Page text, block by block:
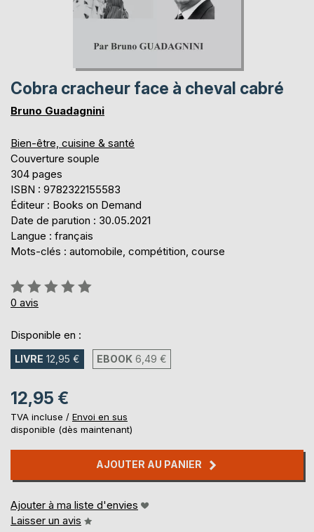
Cobra cracheur face à cheval cabré
Bruno Guadagnini
Bien-être, cuisine & santé
Couverture souple
304 pages
ISBN : 9782322155583
Éditeur : Books on Demand
Date de parution : 30.05.2021
Langue : français
Mots-clés : automobile, compétition, course
Évaluation:
0%
0 avis
Disponible en :
LIVRE 12,95 € EBOOK 6,49 €
12,95 €
TVA incluse / Envoi en sus
disponible (dès maintenant)
AJOUTER AU PANIER
Ajouter à ma liste d'envies
Laisser un avis